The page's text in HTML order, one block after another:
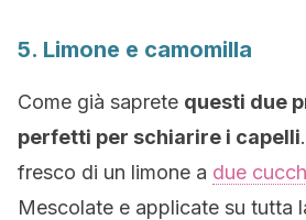
5. Limone e camomilla
Come già saprete questi due
perfetti per schiarire i capelli
fresco di un limone a due
Mescolate e applicate su tutta